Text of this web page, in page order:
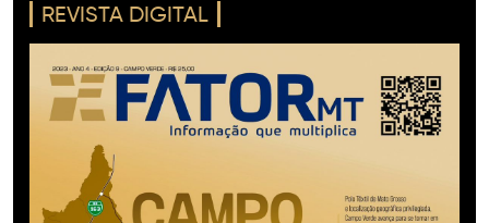
REVISTA DIGITAL